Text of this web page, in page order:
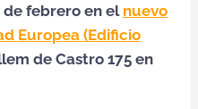
de febrero en el nuevo
Europea (Edificio
de Castro 175 en